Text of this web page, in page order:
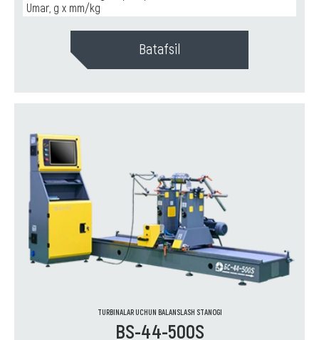
Umar, g x mm/kg
Batafsil
TURBINALAR UCHUN BALANSLASH STANOGI
BS-44-500S